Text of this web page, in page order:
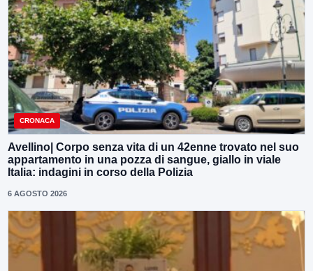
CRONACA
Avellino| Corpo senza vita di un 42enne trovato nel suo
appartamento in una pozza di sangue, giallo in viale
Italia: indagini in corso della Polizia
6 AGOSTO 2026